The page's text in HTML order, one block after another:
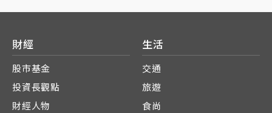
財經
股市基金
投資長觀點
財經人物
生活
交通
旅遊
食尚